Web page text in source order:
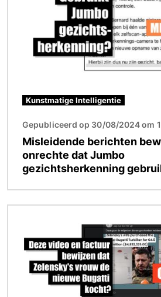
Kunstmatige Intelligentie
Gepubliceerd op 30/08/2024 om
Misleidende berichten
onrechte dat Jumbo
gezichtsherkenning